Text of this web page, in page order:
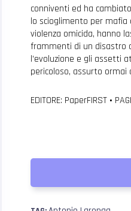
conniventi ed ha
lo scioglimento per mafia
violenza omicida, hanno
frammenti di un disastro
l’evoluzione e gli assetti
pericoloso, assurto ormai
EDITORE: PaperFIRST •